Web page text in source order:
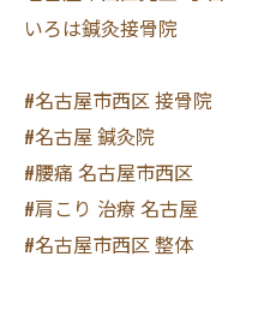
いろは鍼灸接骨院
#名古屋市西区 接骨院
#名古屋 鍼灸院
#腰痛 名古屋市西区
#肩こり 治療 名古屋
#名古屋市西区 整体